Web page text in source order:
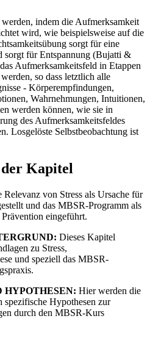
indem die Aufmerksamkeit
wird, wie beispielsweise auf die
sorgt für eine
sorgt für Entspannung (Bujatti &
Aufmerksamkeitsfeld in Etappen
so dass letztlich alle
- Körperempfindungen,
Wahrnehmungen, Intuitionen,
werden können, wie sie in
des Aufmerksamkeitsfeldes
Losgelöste Selbstbeobachtung ist
der Kapitel
Relevanz von Stress als Ursache für
und das MBSR-Programm als
eingeführt.
Dieses Kapitel
zu Stress,
und speziell das MBSR-
HYPOTHESEN: Hier werden die
spezifische Hypothesen zur
durch den MBSR-Kurs